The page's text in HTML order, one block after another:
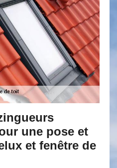
et
de
Pose et
fenêtre de
Accéder au service